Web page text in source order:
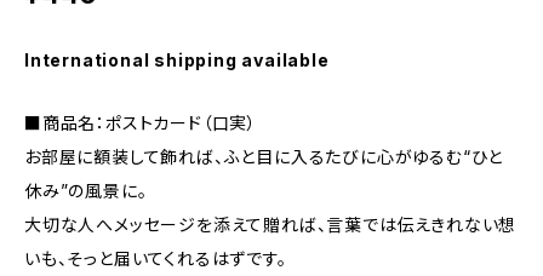
International shipping available
■商品名：ポストカード（口実）
お部屋に額装して飾れば、ふと目に入るたびに心がゆるむ“ひと
休み”の風景に。
大切な人へメッセージを添えて贈れば、言葉では伝えきれない想
いも、そっと届いてくれるはずです。